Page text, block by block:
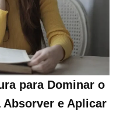
para Dominar o
Absorver e Aplicar